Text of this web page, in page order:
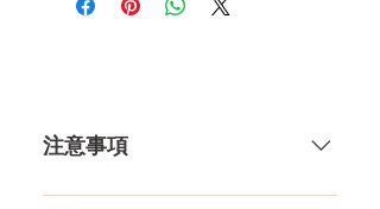
カップ
トップ 69CM
注意事項
一体一体ハンドメイドで製造して